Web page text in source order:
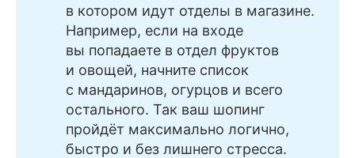
в котором идут отделы в магазине.
Например, если на входе
вы попадаете в отдел фруктов
и овощей, начните список
с мандаринов, огурцов и всего
остального. Так ваш шопинг
пройдёт максимально логично,
быстро и без лишнего стресса.